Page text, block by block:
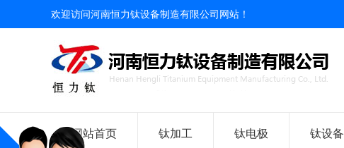
欢迎访问河南恒力钛设备制造有限公司网站！
网站首页 钛加工 钛电极 钛设备